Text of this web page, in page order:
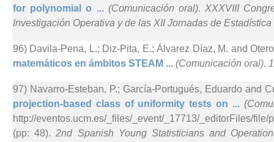
for polynomial o ... (Comunicación oral). XXXVIII
Investigación Operativa y de las XII Jornadas de
96) Davila-Pena, L.; Diz-Pita, E.; Álvarez Díaz, M. and
matemáticos en ámbitos STEAM ... (Comunicación oral).
97) Navarro-Esteban, P.; García-Portugués, Eduardo and
projection-based class of uniformity tests on ...
http://eventos.ucm.es/_files/_event/_17713/_editorFiles/
(pp: 48).2nd Spanish Young Statisticians and